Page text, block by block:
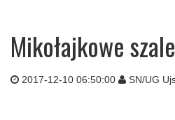
Mikołajkowe
2017-12-10 06:50:00 SN/UG